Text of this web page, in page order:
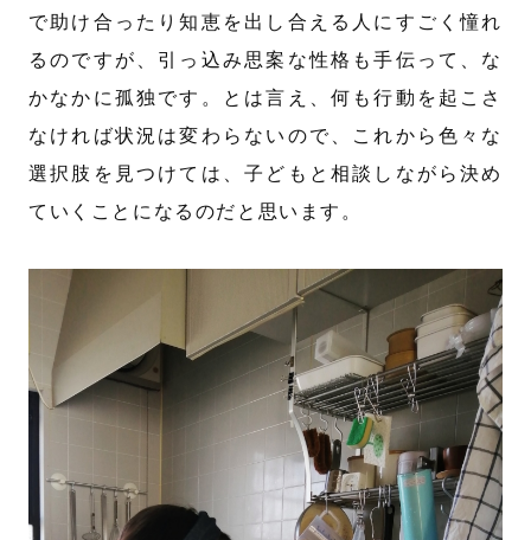
で助け合ったり知恵を出し合える人にすごく憧れ
るのですが、引っ込み思案な性格も手伝って、な
かなかに孤独です。とは言え、何も行動を起こさ
なければ状況は変わらないので、これから色々な
選択肢を見つけては、子どもと相談しながら決め
ていくことになるのだと思います。